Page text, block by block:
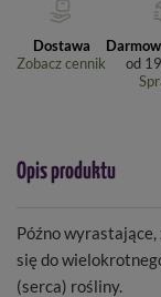
Dostawa
Zobacz cennik
od
Opis produktu
Późno
się do
(serca) rośliny.